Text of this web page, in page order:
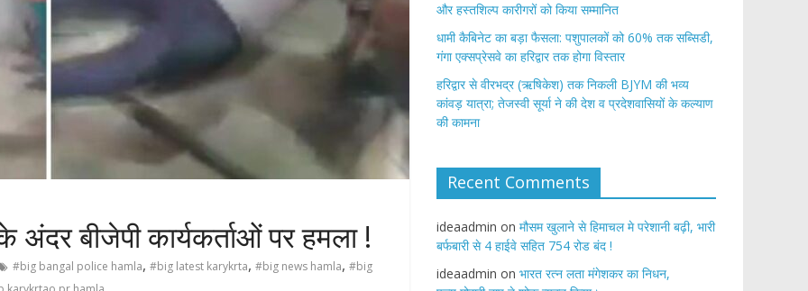
बीजेपी कार्यकर्ताओं पर हमला !
#big bangal police hamla, #big latest karykrta, #big news hamla, #big
और हस्तशिल्प कारीगरों को किया सम्मानित
​धामी कैबिनेट का बड़ा फैसला: पशुपालकों को 60% तक सब्सिडी,
गंगा एक्सप्रेसवे का हरिद्वार तक होगा विस्तार
​हरिद्वार से वीरभद्र (ऋषिकेश) तक निकली BJYM की भव्य
कांवड़ यात्रा; तेजस्वी सूर्या ने की देश व प्रदेशवासियों के कल्याण
की कामना
Recent Comments
ideaadmin on मौसम खुलाने से हिमाचल मे परेशानी बढ़ी, भारी
बर्फबारी से 4 हाईवे सहित 754 रोड बंद !
ideaadmin on भारत रत्न लता मंगेशकर का निधन,